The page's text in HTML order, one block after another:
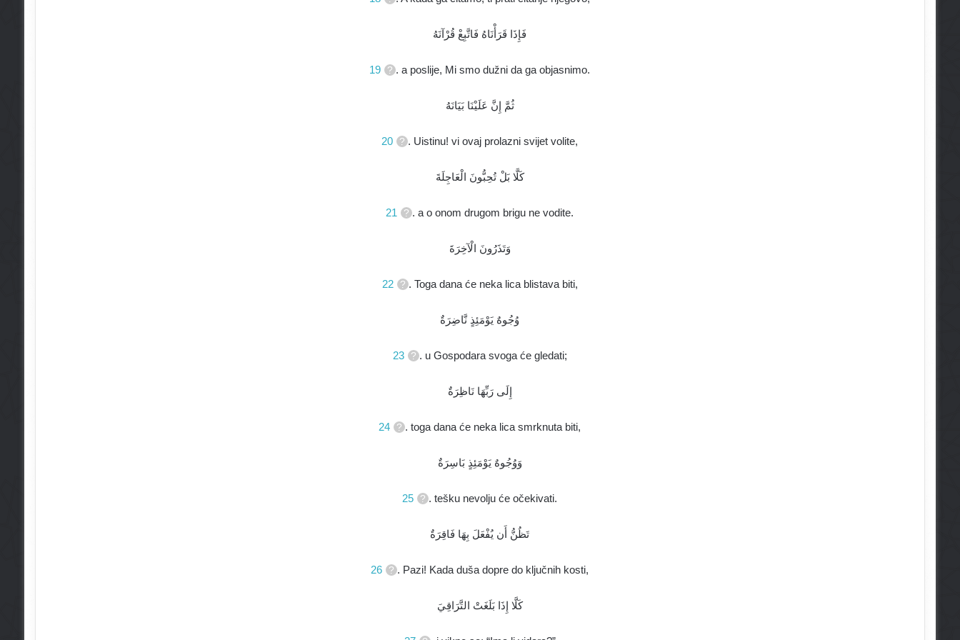
فَإِذَا قَرَأْنَاهُ فَاتَّبِعْ قُرْآنَهُ
19 . a poslije, Mi smo dužni da ga objasnimo.
ثُمَّ إِنَّ عَلَيْنَا بَيَانَهُ
20 . Uistinu! vi ovaj prolazni svijet volite,
كَلَّا بَلْ تُحِبُّونَ الْعَاجِلَةَ
21 . a o onom drugom brigu ne vodite.
وَتَذَرُونَ الْآخِرَةَ
22 . Toga dana će neka lica blistava biti,
وُجُوهٌ يَوْمَئِذٍ نَّاضِرَةٌ
23 . u Gospodara svoga će gledati;
إِلَى رَبِّهَا نَاظِرَةٌ
24 . toga dana će neka lica smrknuta biti,
وَوُجُوهٌ يَوْمَئِذٍ بَاسِرَةٌ
25 . tešku nevolju će očekivati.
تَظُنُّ أَن يُفْعَلَ بِهَا فَاقِرَةٌ
26 . Pazi! Kada duša dopre do ključnih kosti,
كَلَّا إِذَا بَلَغَتْ التَّرَاقِيَ